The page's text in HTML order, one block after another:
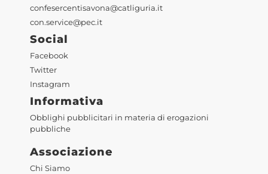
confesercentisavona@catliguria.it
con.service@pec.it
Social
Facebook
Twitter
Instagram
Informativa
Obblighi pubblicitari in materia di erogazioni
pubbliche
Associazione
Chi Siamo